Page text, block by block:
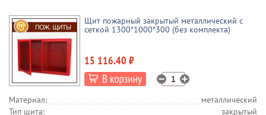
Щит пожарный закрытый металлический с
сеткой 1300*1000*300 (без комплекта)
15 116.40 ₽
Материал:
металлический
Тип щита:
закрытый